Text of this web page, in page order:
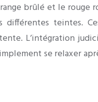
brûlé et le rouge
teintes.
L’intégration
se relaxer